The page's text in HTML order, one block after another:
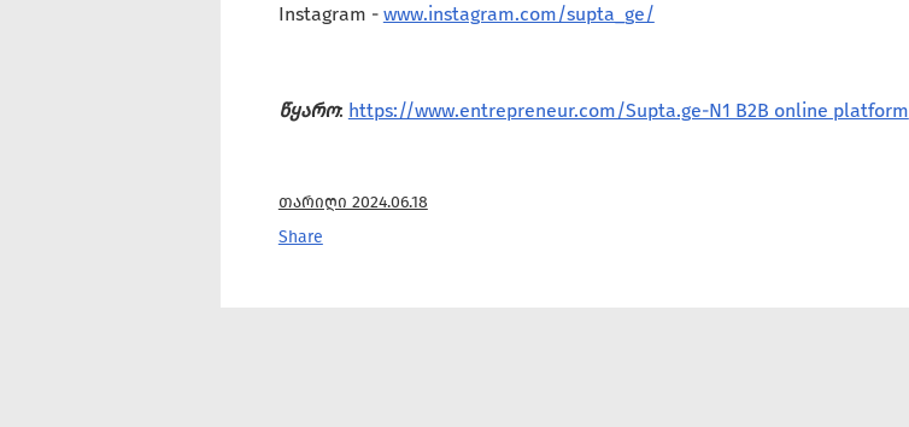
Instagram - www.instagram.com/supta_ge/
წყარო: https://www.entrepreneur.com/Supta.ge-N1 B2B online platform
თარიღი 2024.06.18
Share